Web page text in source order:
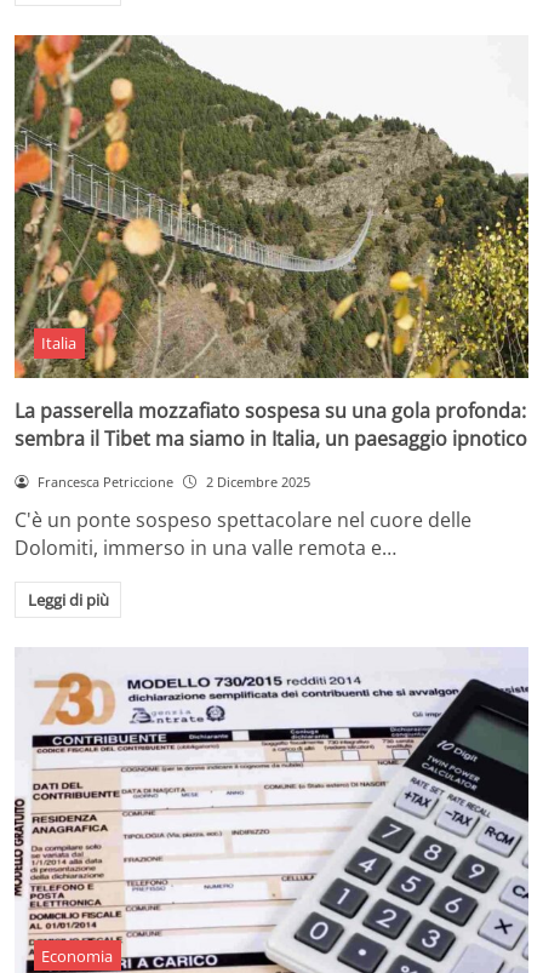
Italia
La passerella mozzafiato sospesa su una gola profonda:
sembra il Tibet ma siamo in Italia, un paesaggio ipnotico
Francesca Petriccione 2 Dicembre 2025
C'è un ponte sospeso spettacolare nel cuore delle
Dolomiti, immerso in una valle remota e…
Leggi di più
Economia